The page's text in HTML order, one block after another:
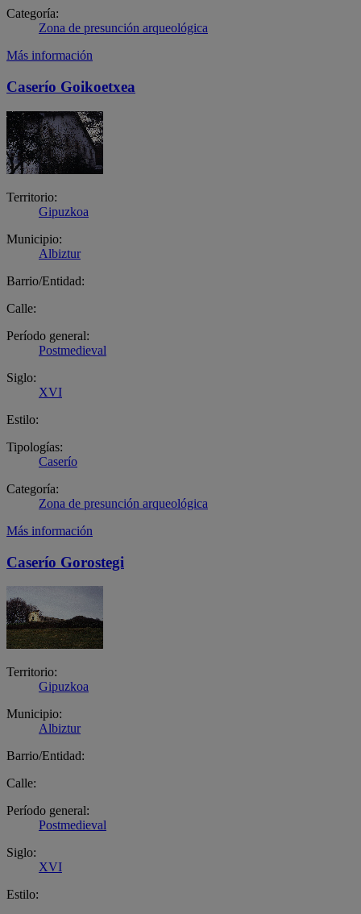
Categoría:
Zona de presunción arqueológica
Más información
Caserío Goikoetxea
Territorio:
Gipuzkoa
Municipio:
Albiztur
Barrio/Entidad:
Calle:
Período general:
Postmedieval
Siglo:
XVI
Estilo:
Tipologías:
Caserío
Categoría:
Zona de presunción arqueológica
Más información
Caserío Gorostegi
Territorio:
Gipuzkoa
Municipio:
Albiztur
Barrio/Entidad:
Calle:
Período general:
Postmedieval
Siglo:
XVI
Estilo: